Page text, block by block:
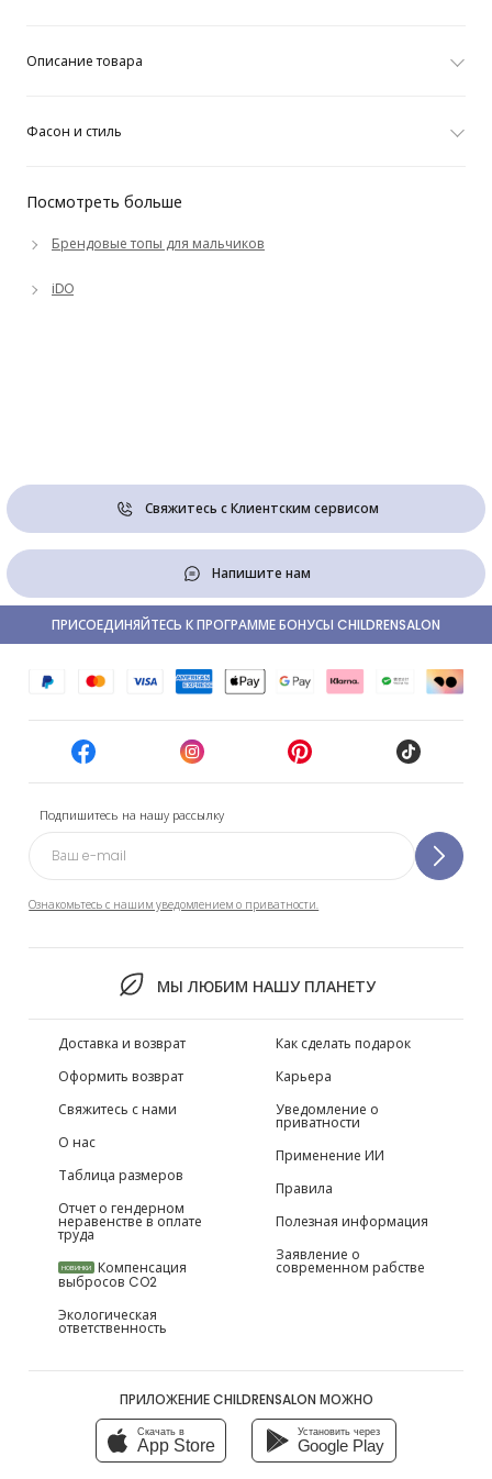
Посмотреть больше
Брендовые топы для мальчиков
iDO
Описание товара
Фасон и стиль
Свяжитесь с Клиентским сервисом
Напишите нам
Подпишитесь на нашу рассылку
Ознакомьтесь с нашим уведомлением о приватности.
МЫ ЛЮБИМ НАШУ ПЛАНЕТУ
ПРИСОЕДИНЯЙТЕСЬ К ПРОГРАММЕ БОНУСЫ CHILDRENSALON
Доставка и возврат
Оформить возврат
Свяжитесь с нами
О нас
Таблица размеров
Отчет о гендерном
неравенстве в оплате
труда
НОВИНКИ Компенсация
выбросов CO2
Экологическая
ответственность
Как сделать подарок
Карьера
Уведомление о
приватности
Применение ИИ
Правила
Полезная информация
Заявление о
современном рабстве
ПРИЛОЖЕНИЕ CHILDRENSALON МОЖНО
Скачать в
App Store
Установить через
Google Play